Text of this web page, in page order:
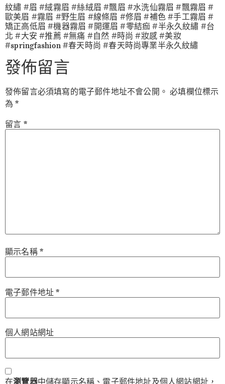
紋繡 #眉 #絨霧眉 #絲絨眉 #飄眉 #水洗仙霧眉 #飄霧眉 #
歐美眉 #霧眉 #野生眉 #線條眉 #修眉 #補色 #手工霧眉 #
矯正高低眉 #機器霧眉 #開運眉 #零結痂 #半永久紋繡 #台
北 #大安 #推薦 #無痛 #自然 #時尚 #妝感 #美妝
#springfashion #春天時尚 #春天時尚專業半永久紋繡
發佈留言
發佈留言必須填寫的電子郵件地址不會公開。 必填欄位標示
為*
留言 *
顯示名稱 *
電子郵件地址*
個人網站網址
在瀏覽器中儲存顯示名稱、電子郵件地址及個人網站網址，